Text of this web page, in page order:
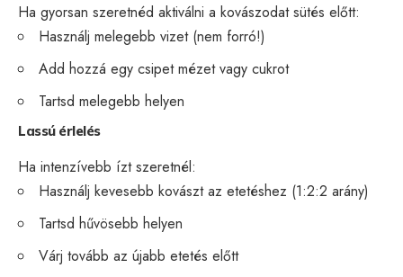
Ha gyorsan szeretnéd aktiválni a kovászodat sütés előtt:
Használj melegebb vizet (nem forró!)
Add hozzá egy csipet mézet vagy cukrot
Tartsd melegebb helyen
Lassú érlelés
Ha intenzívebb ízt szeretnél:
Használj kevesebb kovászt az etetéshez (1:2:2 arány)
Tartsd hűvösebb helyen
Várj tovább az újabb etetés előtt